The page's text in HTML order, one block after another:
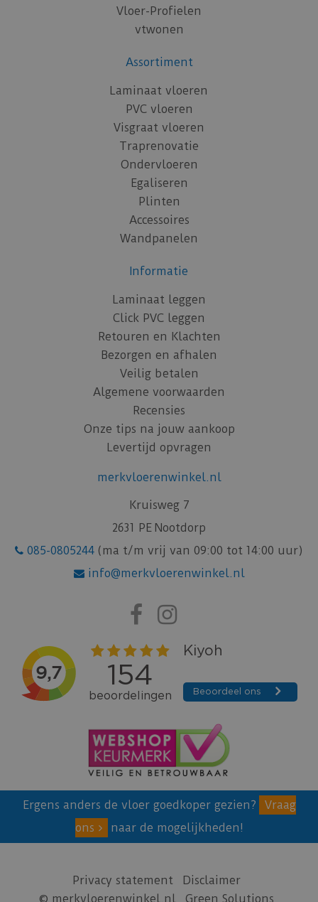
Vloer-Profielen
vtwonen
Assortiment
Laminaat vloeren
PVC vloeren
Visgraat vloeren
Traprenovatie
Ondervloeren
Egaliseren
Plinten
Accessoires
Wandpanelen
Informatie
Laminaat leggen
Click PVC leggen
Retouren en Klachten
Bezorgen en afhalen
Veilig betalen
Algemene voorwaarden
Recensies
Onze tips na jouw aankoop
Levertijd opvragen
merkvloerenwinkel.nl
Kruisweg 7
2631 PE Nootdorp
085-0805244 (ma t/m vrij van 09:00 tot 14:00 uur)
info@merkvloerenwinkel.nl
Ergens anders de vloer goedkoper gezien?
Vraag
ons
naar de mogelijkheden!
Privacy statement
Disclaimer
© merkvloerenwinkel.nl
Green Solutions